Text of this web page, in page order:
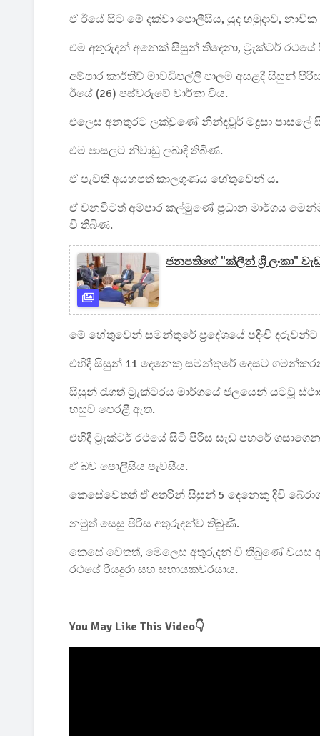
ඒ ඊයේ සිට මේ දක්වා පොලීසිය, යුද හමුදාව,
එම අතුරුදන් අනෙක් සිසුන් තිදෙනා, ට්‍රැක්ටර් රථයේ
අම්පාර කාර්තිව් මාවඩිපල්ලි පාලම අසළදී සිසුන්
ඊයේ (26) පස්වරුවේ වාර්තා විය.
එලෙස අනතුරට ලක්වුණේ නින්දවූර් මද්‍රසා පාසලේ
එම පාසලට නිවාඩු ලබාදී තිබිණ.
ඒ පැවති අයහපත් කාලගුණය හේතුවෙන් ය.
ඒ වනවිටත් අම්පාර කල්මුණේ ප්‍රධාන මාර්ගය
වී තිබිණ.
ජනපතිගේ "ක්ලීන් ශ්‍රී ලංකා"
මේ හේතුවෙන් සමන්තුරේ ප්‍රදේශයේ පදිංචි
එහිදී සිසුන් 11 දෙනෙකු සමන්තුරේ දෙසට
සිසුන් රැගත් ට්‍රැක්ටරය මාර්ගයේ ජලයෙන් යටවූ
හසුව පෙරළී ඇත.
එහිදී ට්‍රැක්ටර් රථයේ සිටි පිරිස සැඩ පහරේ
ඒ බව පොලීසිය පැවසීය.
කෙසේවෙතත් ඒ අතරින් සිසුන් 5 දෙනෙකු දිවි
නමුත් සෙසු පිරිස අතුරුදන්ව තිබුණි.
කෙසේ වෙතත්, මෙලෙස අතුරුදන් වී තිබුණේ වයස
රථයේ රියදුරා සහ සහායකවරයාය.
You May Like This Video👇